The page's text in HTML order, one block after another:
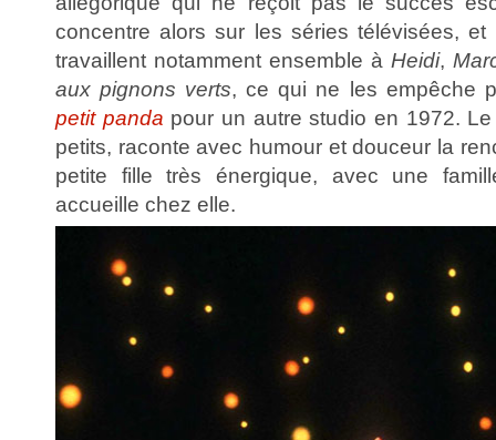
concentre alors sur les séries télévisées, et
travaillent notamment ensemble à Heidi,
aux pignons verts, ce qui ne les empêche
petit panda pour un autre studio en 1972.
petits, raconte avec humour et douceur la
petite fille très énergique, avec une
accueille chez elle.